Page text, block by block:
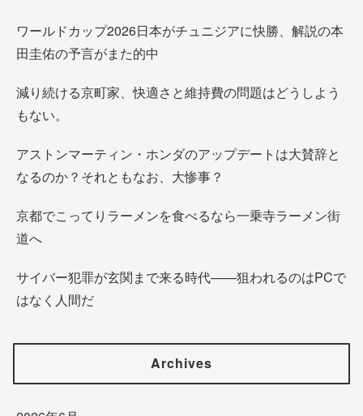
ワールドカップ2026日本がチュニジアに快勝、解説の本
田圭佑の予言がまた的中
減り続ける京町家、快適さと維持費の問題はどうしよう
もない。
アストンマーティン・ホンダのアップデートは大賛辞と
なるのか？それともなお、大惨事？
京都でこってりラーメンを食べるなら一乗寺ラーメン街
道へ
サイバー犯罪が玄関まで来る時代——狙われるのはPCで
はなく人間だ
Archives